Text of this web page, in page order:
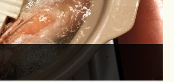
日はありがとうございました〜(*ᴗ ᴗ)⁾⁾また